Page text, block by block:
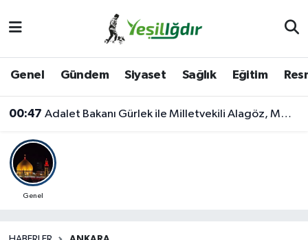
Genel Gündem Siyaset Sağlık Eğitim
00:47 Adalet Bakanı Gürlek ile Milletvekili Alagöz, MHP İl Başkanlığını Ziyaret Etti
Genel
Iğdır Trafik Yoğunluk Haritası
Süper Lig Puan Durumu ve Fikstür